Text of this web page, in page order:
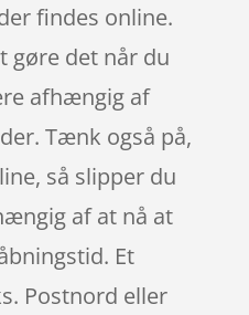
findes online.
gøre det når du
afhængig af
Tænk også på,
så slipper du
af at nå at
Et
Postnord eller